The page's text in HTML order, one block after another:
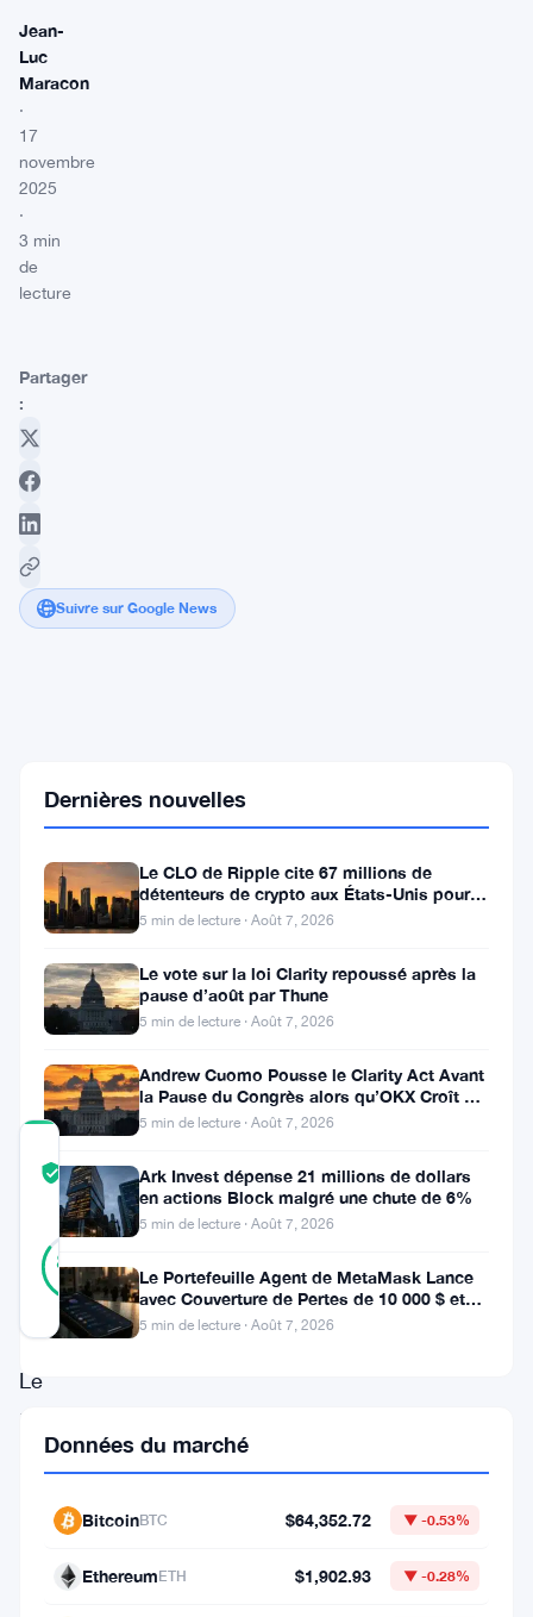
Jean-
Luc
Maracon
·
17
novembre
2025
·
3 min
de
lecture
Partager
:
Suivre sur Google News
Barre
Critique
Évidence
Volatilité
TRUST
SCORE
Vérifié
85%
RÉEL
Mis à jour 9 mois il y a
Le
17
novembre
Dernières nouvelles
Le CLO de Ripple cite 67 millions de
détenteurs de crypto aux États-Unis pour
faire avancer la loi CLARITY
5 min de lecture · Août 7, 2026
Le vote sur la loi Clarity repoussé après la
pause d’août par Thune
5 min de lecture · Août 7, 2026
Andrew Cuomo Pousse le Clarity Act Avant
la Pause du Congrès alors qu’OKX Croît en
Europe
5 min de lecture · Août 7, 2026
Ark Invest dépense 21 millions de dollars
en actions Block malgré une chute de 6%
5 min de lecture · Août 7, 2026
Le Portefeuille Agent de MetaMask Lance
avec Couverture de Pertes de 10 000 $ et
Modes de Trading Doubles
5 min de lecture · Août 7, 2026
Données du marché
BitcoinBTC $64,352.72 ▼ -0.53%
EthereumETH $1,902.93 ▼ -0.28%